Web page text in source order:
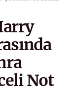
Not